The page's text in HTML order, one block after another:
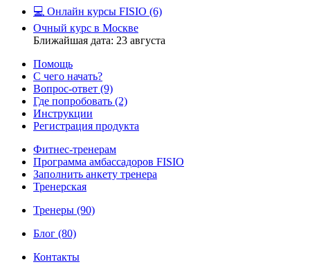
💻 Онлайн курсы FISIO (6)
Очный курс в Москве
Ближайшая дата: 23 августа
Помощь
С чего начать?
Вопрос-ответ (9)
Где попробовать (2)
Инструкции
Регистрация продукта
Фитнес-тренерам
Программа амбассадоров FISIO
Заполнить анкету тренера
Тренерская
Тренеры (90)
Блог (80)
Контакты